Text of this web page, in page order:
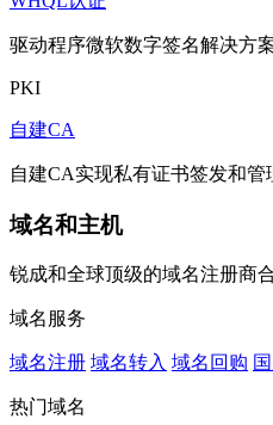
驱动程序微软数字签名解决方
PKI
自建CA
自建CA实现私有证书签发和管
域名和主机
锐成和全球顶级的域名注册商
域名服务
域名注册 域名转入 域名回购
热门域名